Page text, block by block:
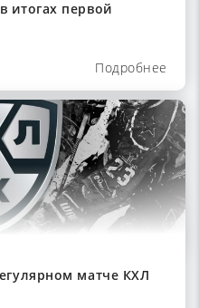
итогах первой
Подробнее
матче КХЛ